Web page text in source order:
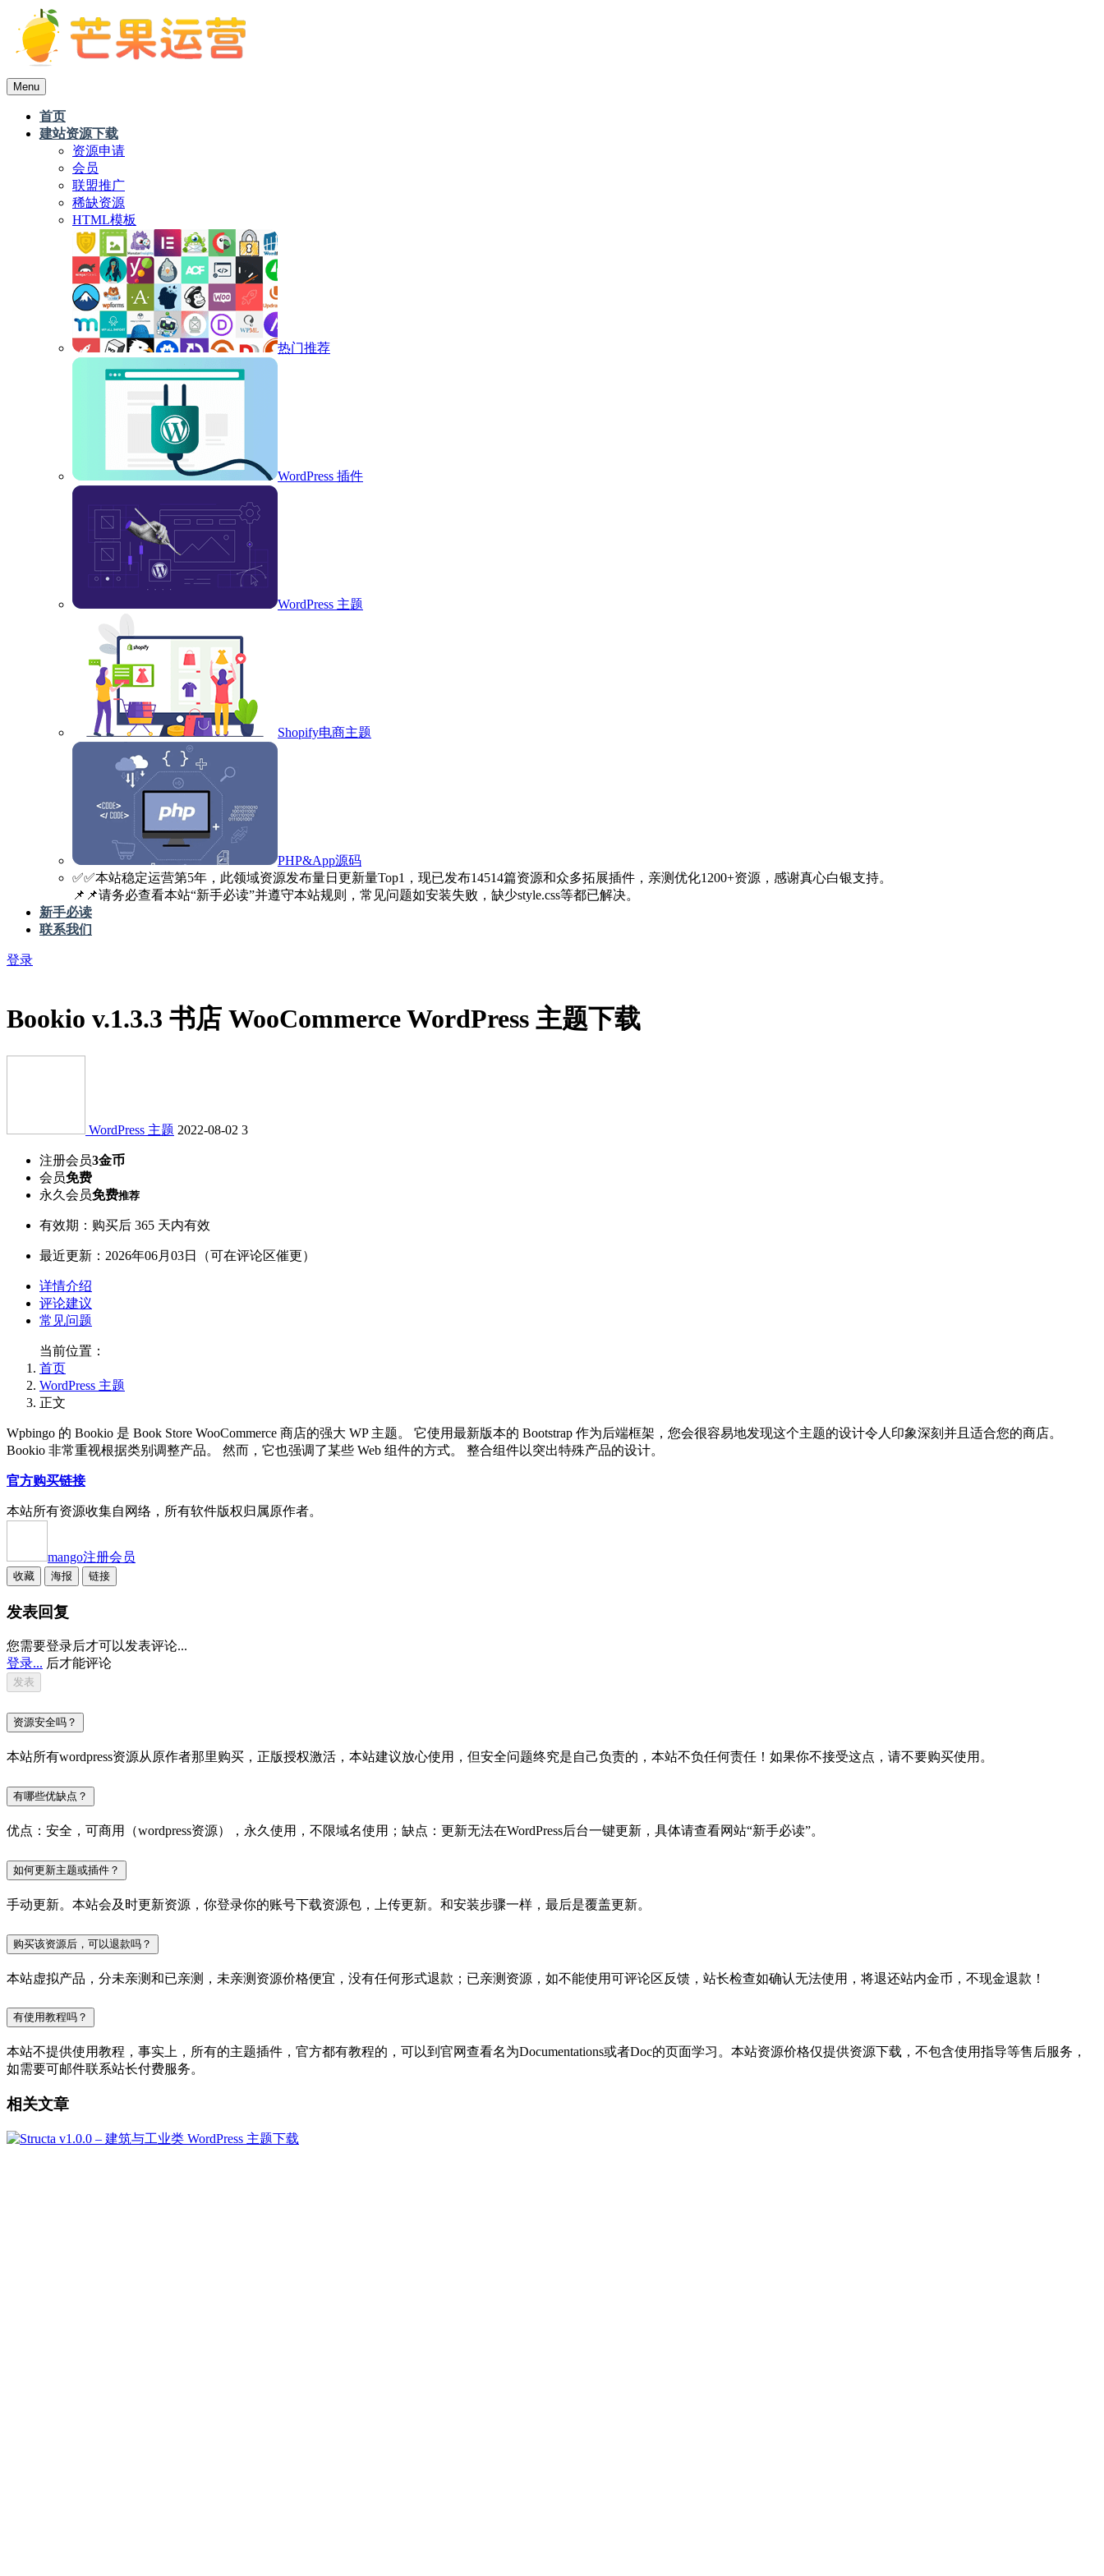
Menu
首页
建站资源下载
资源申请
会员
联盟推广
稀缺资源
HTML模板
热门推荐
WordPress 插件
WordPress 主题
Shopify电商主题
PHP&App源码
✅️✅️本站稳定运营第5年，此领域资源发布量日更新量Top1，现已发布14514篇资源和众多拓展插件，亲测优化1200+资源，感谢真心白银支持。
📌📌请务必查看本站“新手必读”并遵守本站规则，常见问题如安装失败，缺少style.css等都已解决。
新手必读
联系我们
登录
Bookio v.1.3.3 书店 WooCommerce WordPress 主题下载
WordPress 主题 2022-08-02 3
注册会员3金币
会员免费
永久会员免费推荐
有效期：购买后 365 天内有效
最近更新：2026年06月03日（可在评论区催更）
详情介绍
评论建议
常见问题
当前位置：
首页
WordPress 主题
正文
Wpbingo 的 Bookio 是 Book Store WooCommerce 商店的强大 WP 主题。 它使用最新版本的 Bootstrap 作为后端框架，您会很容易地发现这个主题的设计令人印象深刻并且适合您的商店。
Bookio 非常重视根据类别调整产品。 然而，它也强调了某些 Web 组件的方式。 整合组件以突出特殊产品的设计。
官方购买链接
本站所有资源收集自网络，所有软件版权归属原作者。
mango注册会员
收藏 海报 链接
发表回复
您需要登录后才可以发表评论...
登录... 后才能评论
资源安全吗？
本站所有wordpress资源从原作者那里购买，正版授权激活，本站建议放心使用，但安全问题终究是自己负责的，本站不负任何责任！如果你不接受这点，请不要购买使用。
有哪些优缺点？
优点：安全，可商用（wordpress资源），永久使用，不限域名使用；缺点：更新无法在WordPress后台一键更新，具体请查看网站“新手必读”。
如何更新主题或插件？
手动更新。本站会及时更新资源，你登录你的账号下载资源包，上传更新。和安装步骤一样，最后是覆盖更新。
购买该资源后，可以退款吗？
本站虚拟产品，分未亲测和已亲测，未亲测资源价格便宜，没有任何形式退款；已亲测资源，如不能使用可评论区反馈，站长检查如确认无法使用，将退还站内金币，不现金退款！
有使用教程吗？
本站不提供使用教程，事实上，所有的主题插件，官方都有教程的，可以到官网查看名为Documentations或者Doc的页面学习。本站资源价格仅提供资源下载，不包含使用指导等售后服务，
如需要可邮件联系站长付费服务。
相关文章